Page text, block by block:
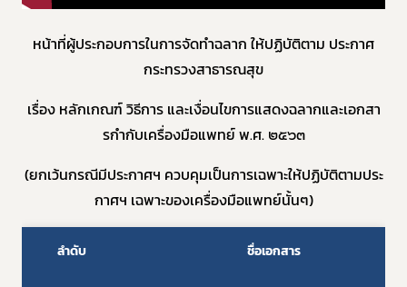
หน้าที่ผู้ประกอบการในการจัดทําฉลาก ให้ปฏิบัติตาม ประกาศ
กระทรวงสาธารณสุข
เรื่อง หลักเกณฑ์ วิธีการ และเงื่อนไขการแสดงฉลากและเอกสา
รกํากับเครื่องมือแพทย์ พ.ศ. ๒๕๖๓
(ยกเว้นกรณีมีประกาศฯ ควบคุมเป็นการเฉพาะให้ปฏิบัติตามประ
กาศฯ เฉพาะของเครื่องมือแพทย์นั้นๆ)
ลำดับ ชื่อเอกสาร
ข่าวประชาสัมพันธ์ทั่วไป